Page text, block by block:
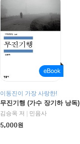
이동진이 가장 사랑한!
무진기행 (가수 장기하 낭독)
김승옥 저
민음사
5,000원